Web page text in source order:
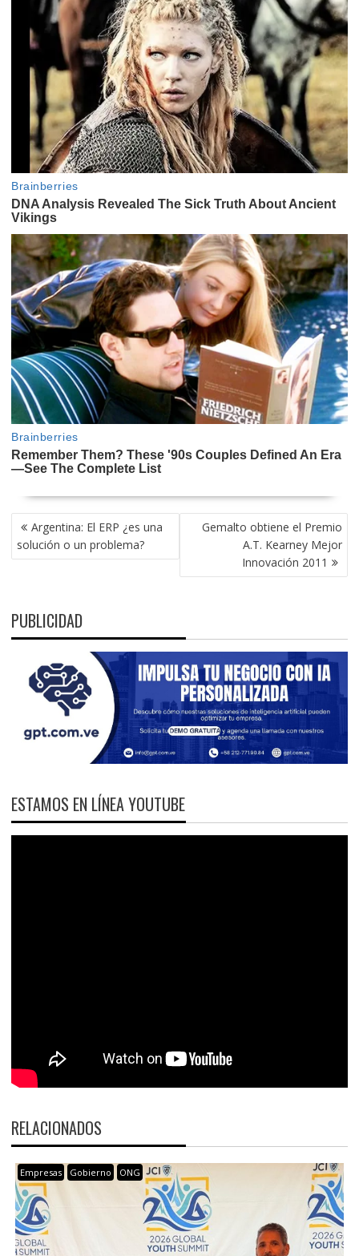
NAVEGACIÓN
DE
ENTRADAS
Argentina: El ERP ¿es una
solución o un problema?
Gemalto obtiene el Premio
A.T. Kearney Mejor
Innovación 2011
PUBLICIDAD
ESTAMOS EN LÍNEA YOUTUBE
RELACIONADOS
Empresas Gobierno ONG